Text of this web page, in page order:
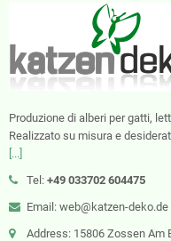
Produzione di alberi per gatti,
Realizzato su misura e
[...]
Tel: +49 033702 604475
Email: web@katzen-deko.de
Address: 15806 Zossen Am